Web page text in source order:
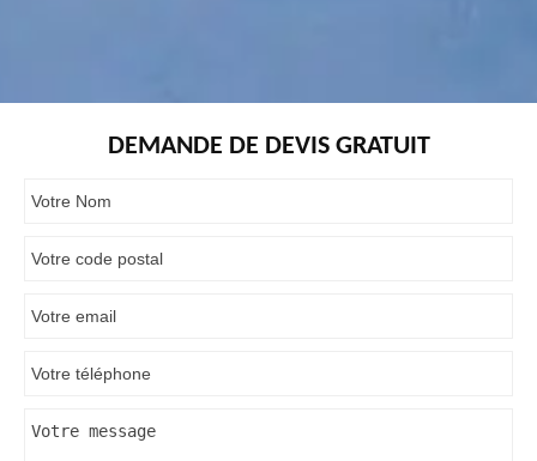
DEMANDE DE DEVIS GRATUIT